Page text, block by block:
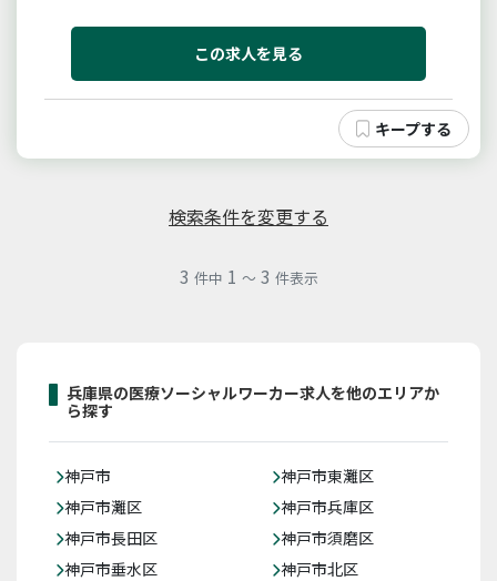
この求人を見る
検索条件を変更する
3 件中 1 ～ 3 件表示
兵庫県の医療ソーシャルワーカー求人を他のエリアか
ら探す
神戸市
神戸市東灘区
神戸市灘区
神戸市兵庫区
神戸市長田区
神戸市須磨区
神戸市垂水区
神戸市北区